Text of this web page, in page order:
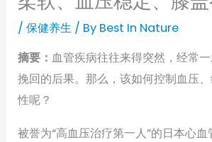
/保健养生 / By Best In Nature
摘要：血管疾病往往来得突然，经常
挽回的后果。那么，该如何控制血压
性呢？
被誉为“高血压治疗第一人”的日本心